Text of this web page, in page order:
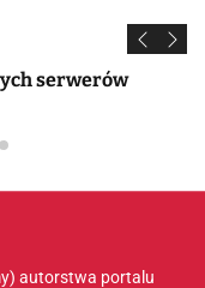
serwerów
autorstwa portalu